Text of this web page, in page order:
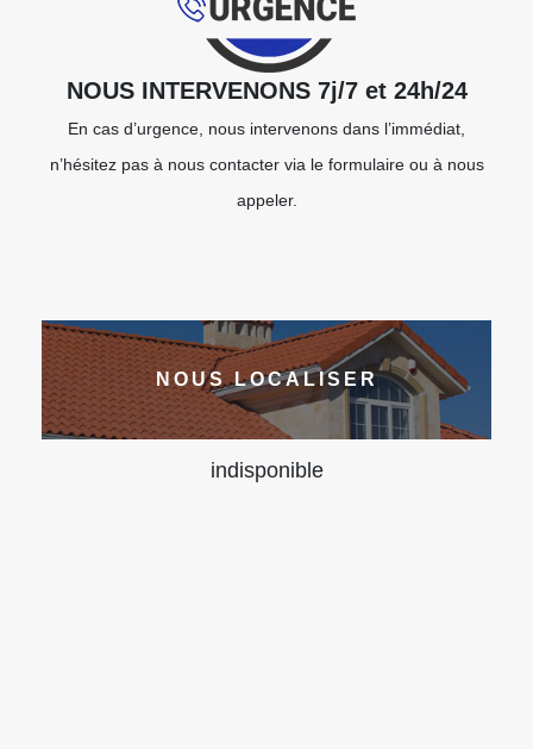
NOUS INTERVENONS 7j/7 et 24h/24
En cas d’urgence, nous intervenons dans l’immédiat,
n’hésitez pas à nous contacter via le formulaire ou à nous
appeler.
NOUS LOCALISER
indisponible